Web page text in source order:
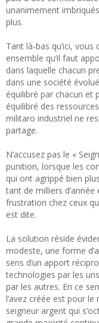
unanimement
plus.
Tant là-bas qu’ici,
ensemble qu’il faut
dans laquelle chacun
dans une société
équilibré par chacun et
équilibré des
militaro industriel ne
partage.
N’accusez pas le «
punition, lorsque les
qui ont agrippé bien
tant de milliers
frustration chez ceux
est dite.
La solution réside
modeste, une forme
sens d’un apport
technologies par les
par les autres. En ce
l’avez créée est pour le
seigneur argent qui